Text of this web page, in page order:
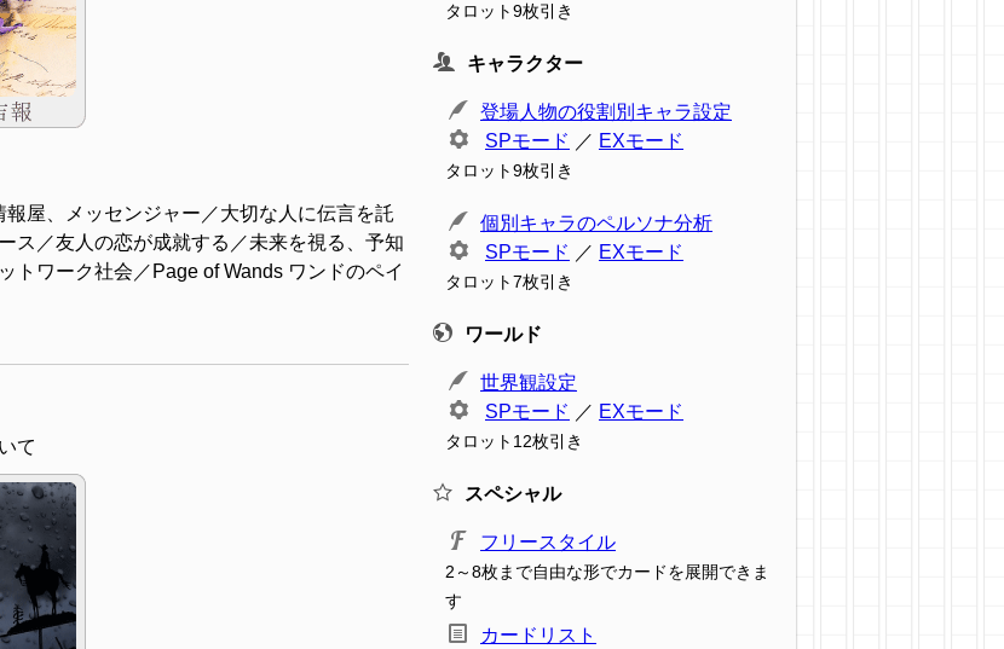
屋、メッセンジャー／大切な人に伝言を託
ス／友人の恋が成就する／未来を視る、予知
トワーク社会／Page of Wands ワンドのペイ
て
タロット9枚引き
キャラクター
登場人物の役割別キャラ設定
SPモード ／ EXモード
タロット9枚引き
個別キャラのペルソナ分析
SPモード ／ EXモード
タロット7枚引き
ワールド
世界観設定
SPモード ／ EXモード
タロット12枚引き
スペシャル
フリースタイル
2～8枚まで自由な形でカードを展開できま
す
カードリスト